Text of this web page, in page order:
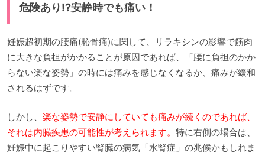
危険あり!?安静時でも痛い！
妊娠超初期の腰痛(恥骨痛)に関して、リラキシンの影響で筋肉
に大きな負担がかかることが原因であれば、「腰に負担のかか
らない楽な姿勢」の時には痛みを感じなくなるか、痛みが緩和
されるはずです。
しかし、 楽な姿勢で安静にしていても痛みが続くのであれば、
それは内臓疾患の可能性が考えられます。 特に右側の場合は、
妊娠中に起こりやすい腎臓の病気「水腎症」の兆候かもしれま